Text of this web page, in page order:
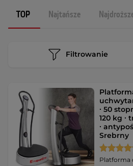
TOP Najtańsze
Filtrowanie
∙ 50
120 kg ∙
∙
Srebrny
Platforma